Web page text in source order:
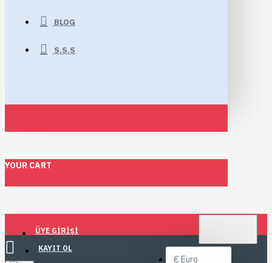
BLOG
S.S.S
YOUR CART
ÜYE GIRIŞI
KAYIT OL
€ Euro